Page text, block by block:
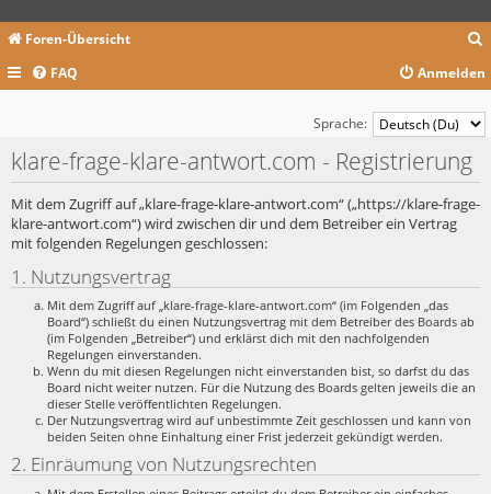
Foren-Übersicht
c
FAQ Anmelden
Sprache:
klare-frage-klare-antwort.com - Registrierung
Mit dem Zugriff auf „klare-frage-klare-antwort.com“ („https://klare-frage-
klare-antwort.com“) wird zwischen dir und dem Betreiber ein Vertrag
mit folgenden Regelungen geschlossen:
1. Nutzungsvertrag
Mit dem Zugriff auf „klare-frage-klare-antwort.com“ (im Folgenden „das
Board“) schließt du einen Nutzungsvertrag mit dem Betreiber des Boards ab
(im Folgenden „Betreiber“) und erklärst dich mit den nachfolgenden
Regelungen einverstanden.
Wenn du mit diesen Regelungen nicht einverstanden bist, so darfst du das
Board nicht weiter nutzen. Für die Nutzung des Boards gelten jeweils die an
dieser Stelle veröffentlichten Regelungen.
Der Nutzungsvertrag wird auf unbestimmte Zeit geschlossen und kann von
beiden Seiten ohne Einhaltung einer Frist jederzeit gekündigt werden.
2. Einräumung von Nutzungsrechten